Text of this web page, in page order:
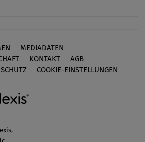
MEDIADATEN
KONTAKT
AGB
COOKIE-EINSTELLUNGEN